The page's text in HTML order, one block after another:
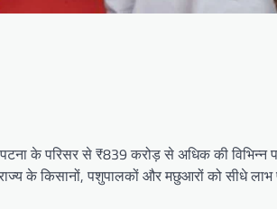
पटना के परिसर से ₹839 करोड़ से अधिक की
के किसानों, पशुपालकों और मछुआरों को सीधे लाभ